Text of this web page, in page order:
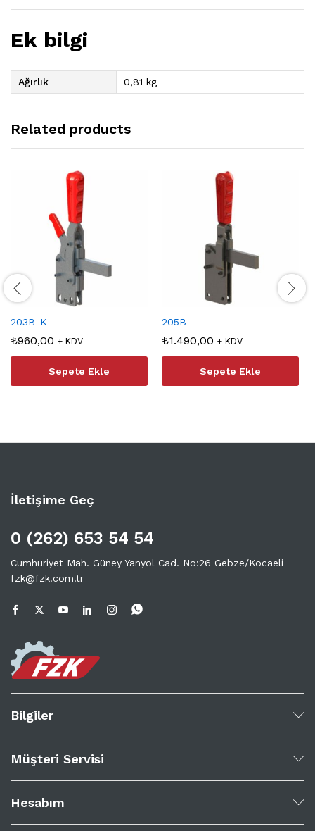
Ek bilgi
Ağırlık 0,81 kg
Related products
203B-K
₺960,00 + KDV
Sepete Ekle
205B
₺1.490,00 + KDV
Sepete Ekle
İletişime Geç
0 (262) 653 54 54
Cumhuriyet Mah. Güney Yanyol Cad. No:26 Gebze/Kocaeli
fzk@fzk.com.tr
Bilgiler
Müşteri Servisi
Hesabım